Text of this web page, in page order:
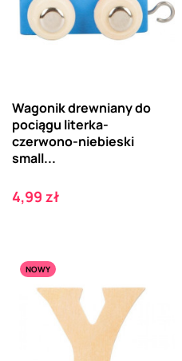
Wagonik drewniany do
pociągu literka-
czerwono-niebieski
small...
Cena
4,99 zł
NOWY